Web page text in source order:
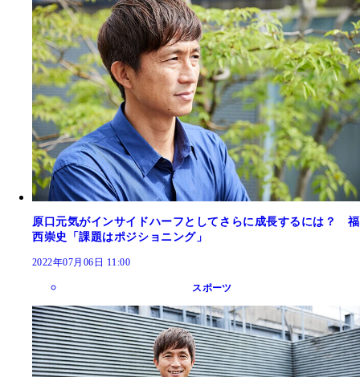
原口元気がインサイドハーフとしてさらに成長するには？ 福
西崇史「課題はポジショニング」
2022年07月06日 11:00
スポーツ